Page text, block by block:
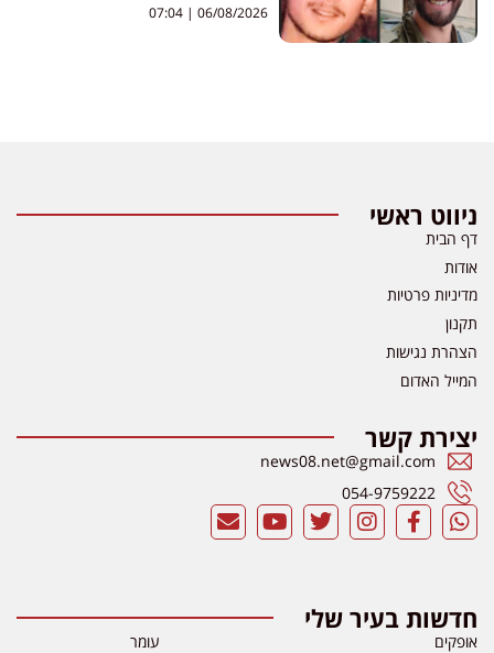
06/08/2026
ניווט ראשי
דף הבית
אודות
מדיניות פרטיות
תקנון
הצהרת נגישות
המייל האדום
יצירת קשר
news08.net@gmail.com
054-9759222
חדשות בעיר שלי
אופקים
עומר